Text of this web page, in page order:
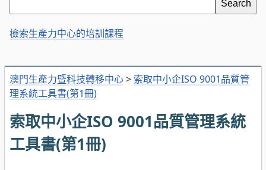
澳門生產力暨科技轉移中心> 索取中小企ISO 9001品質管
理系統工具書(第1冊)
索取中小企ISO 9001品質管理系統
工具書(第1冊)
檢索生產力中心的培訓課程